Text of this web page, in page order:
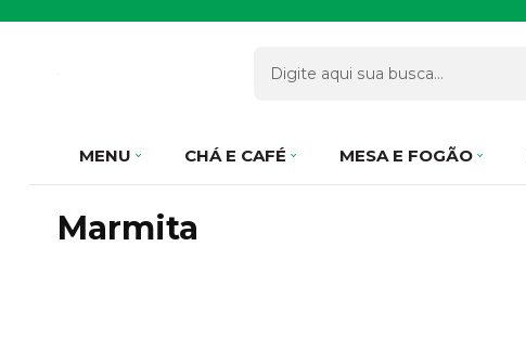
MENU CHÁ E CAFÉ MESA E FOGÃO
Marmita